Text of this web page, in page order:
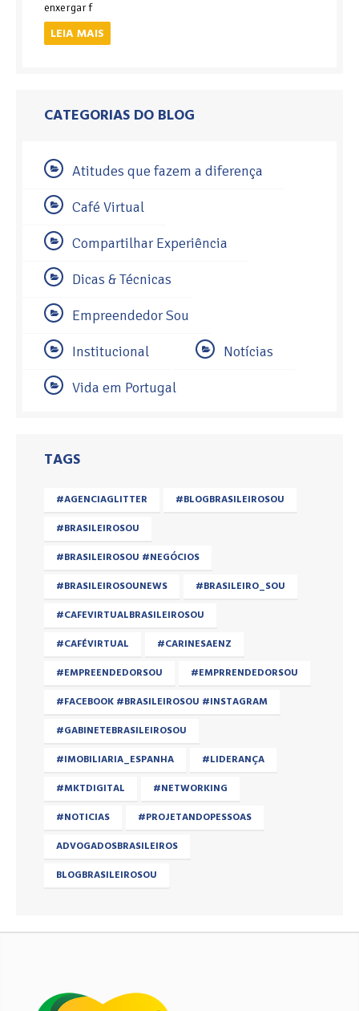
enxergar f
LEIA MAIS
CATEGORIAS DO BLOG
Atitudes que fazem a diferença
Café Virtual
Compartilhar Experiência
Dicas & Técnicas
Empreendedor Sou
Institucional Notícias
Vida em Portugal
TAGS
#AGENCIAGLITTER
#BLOGBRASILEIROSOU
#BRASILEIROSOU
#BRASILEIROSOU #NEGÓCIOS
#BRASILEIROSOUNEWS
#BRASILEIRO_SOU
#CAFEVIRTUALBRASILEIROSOU
#CAFÉVIRTUAL
#CARINESAENZ
#EMPREENDEDORSOU
#EMPRRENDEDORSOU
#FACEBOOK #BRASILEIROSOU #INSTAGRAM
#GABINETEBRASILEIROSOU
#IMOBILIARIA_ESPANHA
#LIDERANÇA
#MKTDIGITAL
#NETWORKING
#NOTICIAS
#PROJETANDOPESSOAS
ADVOGADOSBRASILEIROS
BLOGBRASILEIROSOU